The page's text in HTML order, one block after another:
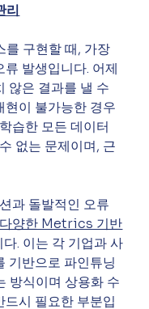
리
를 구현할 때, 가장
발생입니다. 어제
않은 결과를 낼 수
현이 불가능한 경우
습한 모든 데이터
없는 문제이며, 근
과 돌발적인 오류
양한 Metrics 기반
. 이는 각 기업과 사
기반으로 파인튜닝
방식이며 상용화 수
시 필요한 부분입